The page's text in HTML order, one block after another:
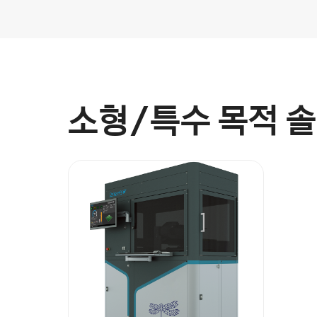
소형/특수 목적